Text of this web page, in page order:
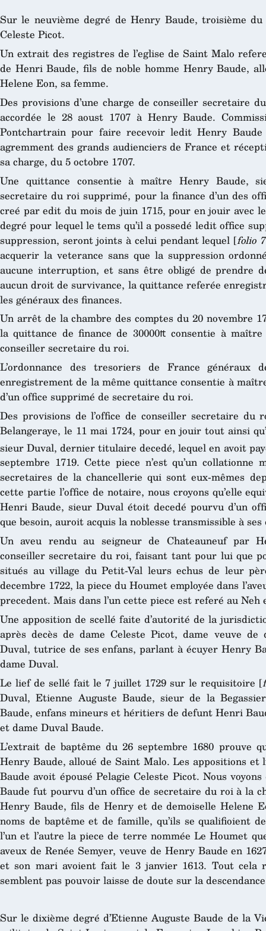
Sur le neuvième degré de Henry Baude, troisième
Celeste Picot.
Un extrait des registres de l’eglise de Saint Malo
de Henri Baude, fils de noble homme Henry Baude,
Helene Eon, sa femme.
Des provisions d’une charge de conseiller secretaire
accordée le 28 aoust 1707 à Henry Baude.
Pontchartrain pour faire recevoir ledit Henry
agremment des grands audienciers de France et
sa charge, du 5 octobre 1707.
Une quittance consentie à maître Henry Baude,
secretaire du roi supprimé, pour la finance d’un des
creé par edit du mois de juin 1715, pour en jouir avec
degré pour lequel le tems qu’il a possedé ledit office
suppression, seront joints à celui pendant lequel [folio
acquerir la veterance sans que la suppression
aucune interruption, et sans être obligé de prendre
aucun droit de survivance, la quittance referée
les généraux des finances.
Un arrêt de la chambre des comptes du 20 novembre
la quittance de finance de 30000₶ consentie à
conseiller secretaire du roi.
L’ordonnance des tresoriers de France généraux
enregistrement de la même quittance consentie à
d’un office supprimé de secretaire du roi.
Des provisions de l’office de conseiller secretaire du
Belangeraye, le 11 mai 1724, pour en jouir tout ainsi
sieur Duval, dernier titulaire decedé, lequel en avoit
septembre 1719. Cette piece n’est qu’un
secretaires de la chancellerie qui sont eux-mêmes
cette partie l’office de notaire, nous croyons qu’elle
Henri Baude, sieur Duval étoit decedé pourvu d’un
que besoin, auroit acquis la noblesse transmissible à ses
Un aveu rendu au seigneur de Chateauneuf par
conseiller secretaire du roi, faisant tant pour lui que
situés au village du Petit-Val leurs echus de leur
decembre 1722, la piece du Houmet employée dans
precedent. Mais dans l’un cette piece est referé au Neh
Une apposition de scellé faite d’autorité de la
après decès de dame Celeste Picot, dame veuve
Duval, tutrice de ses enfans, parlant à écuyer Henry
dame Duval.
Le lief de sellé fait le 7 juillet 1729 sur le requisitoire [
Duval, Etienne Auguste Baude, sieur de la
Baude, enfans mineurs et héritiers de defunt Henri
et dame Duval Baude.
L’extrait de baptême du 26 septembre 1680 prouve
Henry Baude, alloué de Saint Malo. Les appositions et
Baude avoit épousé Pelagie Celeste Picot. Nous
Baude fut pourvu d’un office de secretaire du roi à la
Henry Baude, fils de Henry et de demoiselle Helene
noms de baptême et de famille, qu’ils se qualifioient
l’un et l’autre la piece de terre nommée Le Houmet
aveux de Renée Semyer, veuve de Henry Baude en
et son mari avoient fait le 3 janvier 1613. Tout cela
semblent pas pouvoir laisse de doute sur la
Sur le dixième degré d’Etienne Auguste Baude de la